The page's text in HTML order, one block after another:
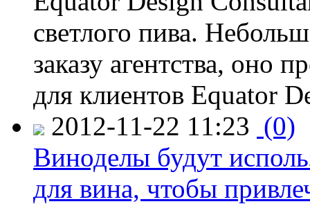
светлого пива.
заказу агентства, оно
для клиентов Equator
2012-11-22 11:23 (0)
Виноделы будут
для вина, чтобы